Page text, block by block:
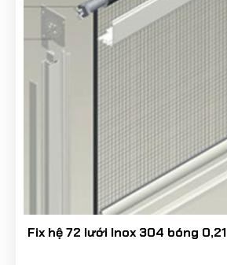
Fix hệ 72 lưới Inox 304 bóng 0,21